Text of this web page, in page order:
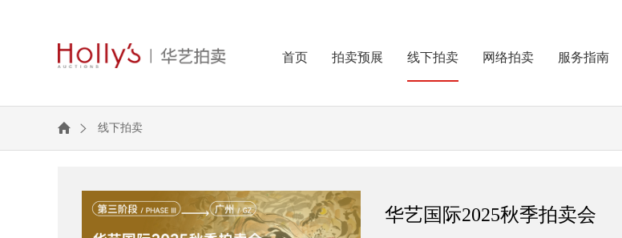
首页 拍卖预展 线下拍卖 网络拍卖 服务指南
线下拍卖
华艺国际2025秋季拍卖会